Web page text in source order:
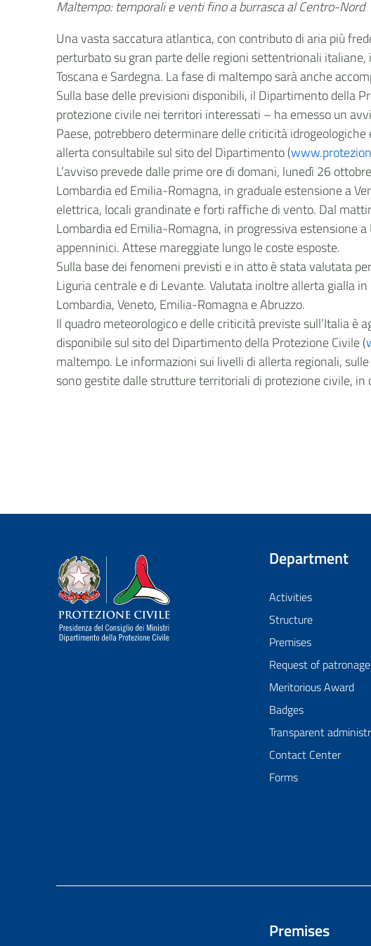
Maltempo: temporali e venti fino a burrasca al Centro-Nord
Una vasta saccatura atlantica, con contributo di aria più
perturbato su gran parte delle regioni settentrionali
Toscana e Sardegna. La fase di maltempo sarà anche
Sulla base delle previsioni disponibili, il Dipartimento della
protezione civile nei territori interessati – ha emesso un
Paese, potrebbero determinare delle criticità
allerta consultabile sul sito del Dipartimento (
L’avviso prevede dalle prime ore di domani, lunedì 26
Lombardia ed Emilia-Romagna, in graduale estensione a
elettrica, locali grandinate e forti raffiche di vento. Dal
Lombardia ed Emilia-Romagna, in progressiva estensione
appenninici. Attese mareggiate lungo le coste esposte.
Sulla base dei fenomeni previsti e in atto è stata valutata
Liguria centrale e di Levante. Valutata inoltre allerta gialla
Lombardia, Veneto, Emilia-Romagna e Abruzzo.
Il quadro meteorologico e delle criticità previste sull’Italia è
disponibile sul sito del Dipartimento della Protezione Civile (
maltempo. Le informazioni sui livelli di allerta regionali,
sono gestite dalle strutture territoriali di protezione civile,
Dipartimento della Protezione Civile
Department
Activities
Structure
Premises
Request of patronage
Meritorious Award
Badges
Transparent
Contact Center
Forms
Premises